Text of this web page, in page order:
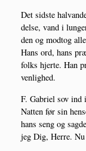
Det sid­ste
del­se, vand i
den og modt­og
Hans ord, hans
folks hjer­te. Han
venlighed.
F. Gabri­el sov ind
Nat­ten før sin
hans seng og
jeg Dig, Her­re.